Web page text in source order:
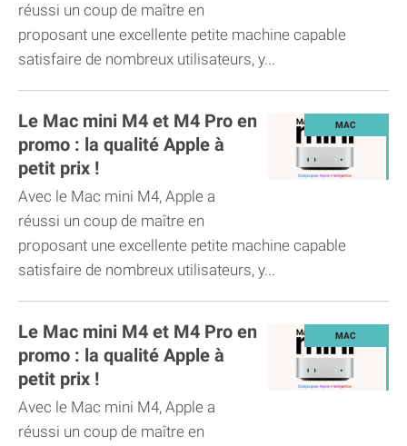
réussi un coup de maître en
proposant une excellente petite machine capable
satisfaire de nombreux utilisateurs, y...
Le Mac mini M4 et M4 Pro en
promo : la qualité Apple à
petit prix !
Avec le Mac mini M4, Apple a
réussi un coup de maître en
proposant une excellente petite machine capable
satisfaire de nombreux utilisateurs, y...
Le Mac mini M4 et M4 Pro en
promo : la qualité Apple à
petit prix !
Avec le Mac mini M4, Apple a
réussi un coup de maître en